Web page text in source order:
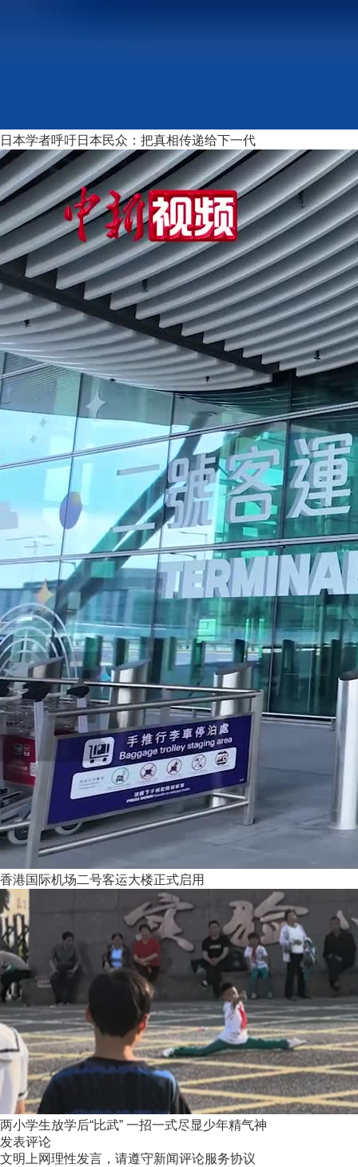
日本学者呼吁日本民众：把真相传递给下一代
香港国际机场二号客运大楼正式启用
两小学生放学后“比武” 一招一式尽显少年精气神
发表评论
文明上网理性发言，请遵守新闻评论服务协议